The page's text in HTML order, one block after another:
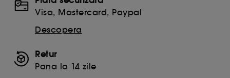
Visa, Mastercard, Paypal
Descopera
Retur
Pana la 14 zile